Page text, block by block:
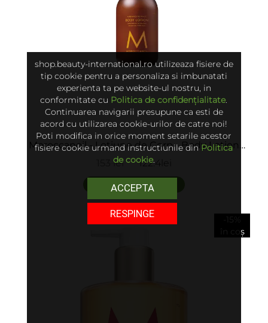
Moroccanoil - Lotiune de Corp - Body Lotion
Ambiance De Plage
153 lei 122.4lei
adaugă în coș
-15%
în coș
shop.beauty-international.ro utilizeaza fisiere de
tip cookie pentru a personaliza si imbunatati
experienta ta pe website-ul nostru, in
conformitate cu Politica de confidențialitate.
Continuarea navigarii presupune ca esti de
acord cu utilizarea cookie-urilor de catre noi!
Poti modifica in orice moment setarile acestor
fisiere cookie urmand instructiunile dinPolitica
de cookie.
ACCEPTA
RESPINGE